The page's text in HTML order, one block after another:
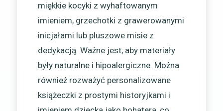
miękkie kocyki z wyhaftowanym
imieniem, grzechotki z grawerowanymi
inicjałami lub pluszowe misie z
dedykacją. Ważne jest, aby materiały
były naturalne i hipoalergiczne. Można
również rozważyć personalizowane
książeczki z prostymi historyjkami i